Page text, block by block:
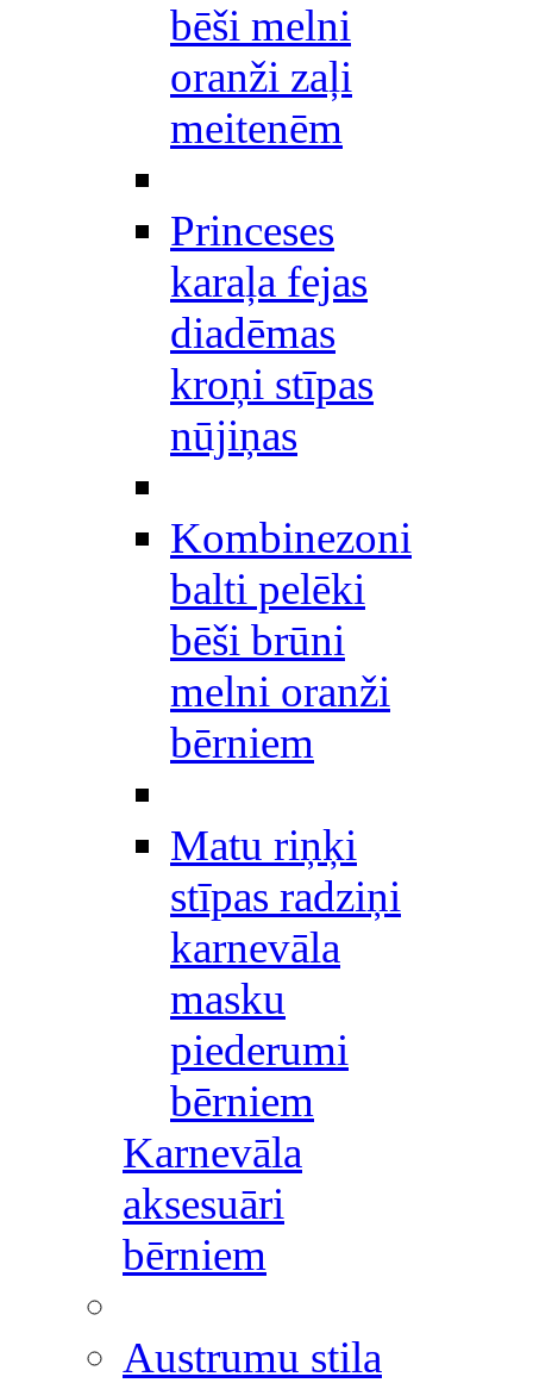
bēši melni
oranži zaļi
meitenēm
Princeses
karaļa fejas
diadēmas
kroņi stīpas
nūjiņas
Kombinezoni
balti pelēki
bēši brūni
melni oranži
bērniem
Matu riņķi
stīpas radziņi
karnevāla
masku
piederumi
bērniem
Karnevāla
aksesuāri
bērniem
Austrumu stila